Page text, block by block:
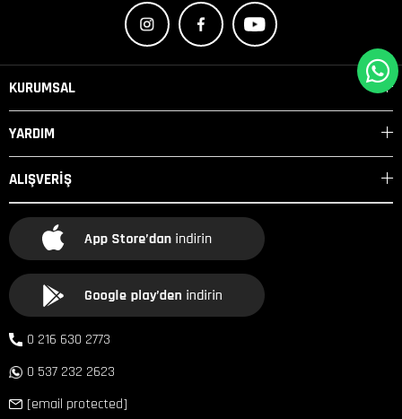
KURUMSAL
YARDIM
ALIŞVERİŞ
0 216 630 2773
0 537 232 2623
[email protected]